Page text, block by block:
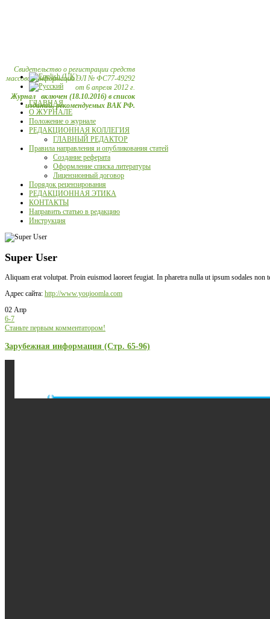
Свидетельство о регистрации средств
массовой информации ЭЛ № ФС77-49292
от 6 апреля 2012 г.
Журнал включен (18.10.2016) в список
изданий, рекомендуемых ВАК РФ.
ГЛАВНАЯ
О ЖУРНАЛЕ
Положение о журнале
РЕДАКЦИОННАЯ КОЛЛЕГИЯ
ГЛАВНЫЙ РЕДАКТОР
Правила направления и опубликования статей
Создание реферата
Оформление списка литературы
Лицензионный договор
Порядок рецензирования
РЕДАКЦИОННАЯ ЭТИКА
КОНТАКТЫ
Направить статью в редакцию
Инструкция
Super User
Aliquam erat volutpat. Proin euismod laoreet feugiat. In pharetra nulla ut ipsum sodales
Адрес сайта: http://www.youjoomla.com
02 Апр
6-7
Станьте первым комментатором!
Зарубежная информация (Стр. 65-96)